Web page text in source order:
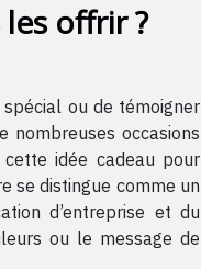
offrir ?
ou de témoigner
nombreuses occasions
idée cadeau pour
se distingue comme un
d’entreprise et du
ou le message de